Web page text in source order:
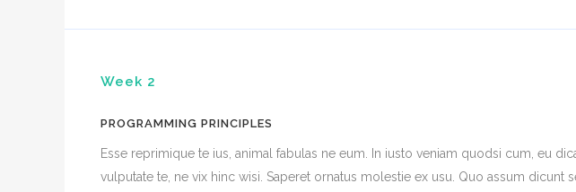
Week 2
PROGRAMMING PRINCIPLES
Esse reprimique te ius, animal fabulas ne eum. In iusto veniam quodsi cum, eu
vulputate te, ne vix hinc wisi. Saperet ornatus molestie ex usu. Quo assum dicunt